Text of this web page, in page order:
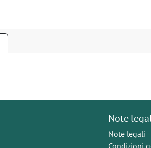
Note
Note legali
Condizioni